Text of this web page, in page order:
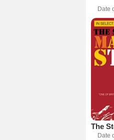
Date
Date